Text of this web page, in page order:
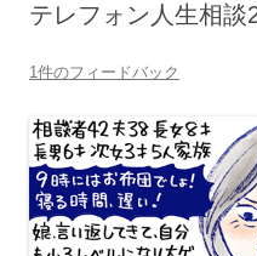
テレフォン人生相談
1件のフィードバック